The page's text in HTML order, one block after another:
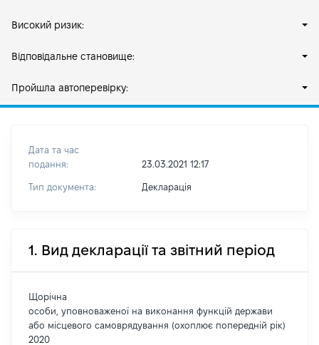
Високий ризик:
Відповідальне становище:
Пройшла автоперевірку:
Дата та час
подання:
23.03.2021 12:17
Тип документа: Декларація
1. Вид декларації та звітний період
Щорічна
особи, уповноваженої на виконання функцій держави
або місцевого самоврядування (охоплює попередній рік)
2020